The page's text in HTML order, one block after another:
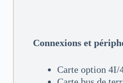
Connexions et
Carte option 4I/